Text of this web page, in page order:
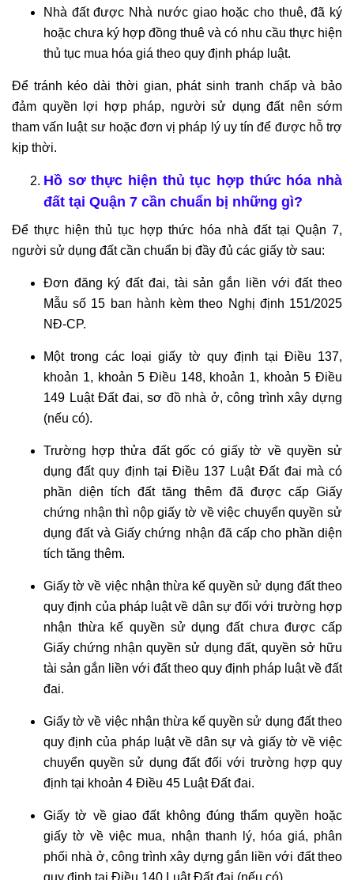
Nhà đất được Nhà nước giao hoặc cho thuê, đã ký
hoặc chưa ký hợp đồng thuê và có nhu cầu thực hiện
thủ tục mua hóa giá theo quy định pháp luật.
Để tránh kéo dài thời gian, phát sinh tranh chấp và bảo
đảm quyền lợi hợp pháp, người sử dụng đất nên sớm
tham vấn luật sư hoặc đơn vị pháp lý uy tín để được hỗ trợ
kịp thời.
Hồ sơ thực hiện thủ tục hợp thức hóa nhà
đất tại Quận 7 cần chuẩn bị những gì?
Để thực hiện thủ tục hợp thức hóa nhà đất tại Quận 7,
người sử dụng đất cần chuẩn bị đầy đủ các giấy tờ sau:
Đơn đăng ký đất đai, tài sản gắn liền với đất theo
Mẫu số 15 ban hành kèm theo Nghị định 151/2025
NĐ-CP.
Một trong các loại giấy tờ quy định tại Điều 137,
khoản 1, khoản 5 Điều 148, khoản 1, khoản 5 Điều
149 Luật Đất đai, sơ đồ nhà ở, công trình xây dựng
(nếu có).
Trường hợp thửa đất gốc có giấy tờ về quyền sử
dụng đất quy định tại Điều 137 Luật Đất đai mà có
phần diện tích đất tăng thêm đã được cấp Giấy
chứng nhận thì nộp giấy tờ về việc chuyển quyền sử
dụng đất và Giấy chứng nhận đã cấp cho phần diện
tích tăng thêm.
Giấy tờ về việc nhận thừa kế quyền sử dụng đất theo
quy định của pháp luật về dân sự đối với trường hợp
nhận thừa kế quyền sử dụng đất chưa được cấp
Giấy chứng nhận quyền sử dụng đất, quyền sở hữu
tài sản gắn liền với đất theo quy định pháp luật về đất
đai.
Giấy tờ về việc nhận thừa kế quyền sử dụng đất theo
quy định của pháp luật về dân sự và giấy tờ về việc
chuyển quyền sử dụng đất đối với trường hợp quy
định tại khoản 4 Điều 45 Luật Đất đai.
Giấy tờ về giao đất không đúng thẩm quyền hoặc
giấy tờ về việc mua, nhận thanh lý, hóa giá, phân
phối nhà ở, công trình xây dựng gắn liền với đất theo
quy định tại Điều 140 Luật Đất đai (nếu có).